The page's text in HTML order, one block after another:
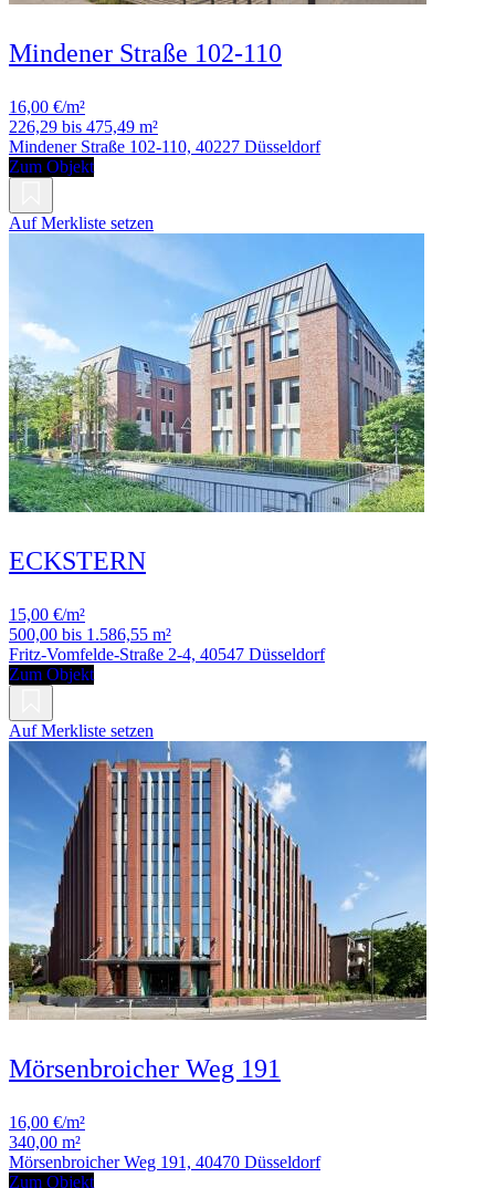
Mindener Straße 102-110
16,00 €/m²
226,29 bis 475,49 m²
Mindener Straße 102-110, 40227 Düsseldorf
Zum Objekt
Auf Merkliste setzen
ECKSTERN
15,00 €/m²
500,00 bis 1.586,55 m²
Fritz-Vomfelde-Straße 2-4, 40547 Düsseldorf
Zum Objekt
Auf Merkliste setzen
Mörsenbroicher Weg 191
16,00 €/m²
340,00 m²
Mörsenbroicher Weg 191, 40470 Düsseldorf
Zum Objekt